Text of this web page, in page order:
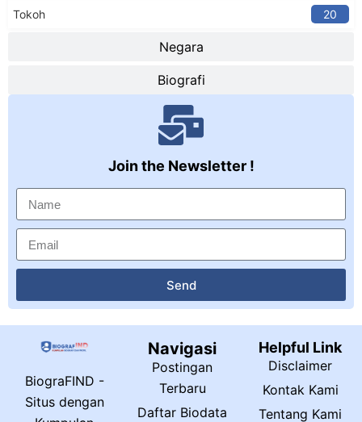
Negara
Biografi
Tokoh 20
Join the Newsletter !
Send
BiograFIND -
Situs dengan
Navigasi
Postingan
Terbaru
Daftar Biodata
Helpful Link
Disclaimer
Kontak Kami
Tentang Kami